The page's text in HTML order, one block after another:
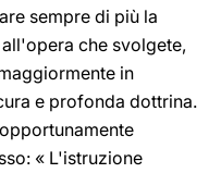
sempre di più la
che svolgete,
in
e profonda dottrina.
« L'istruzione